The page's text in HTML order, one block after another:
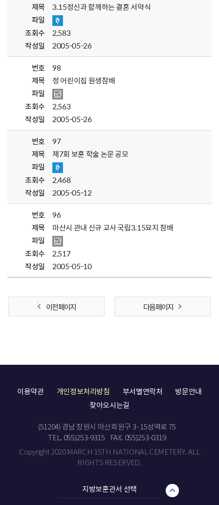
제목
3.15정신과 함께하는 결혼 서약식
파일
조회수
2,583
작성일
2005-05-26
번호
98
제목
정 어린이집 원생참배
파일
조회수
2,563
작성일
2005-05-26
번호
97
제목
제7회 보훈 학술 논문 공모
파일
조회수
2,468
작성일
2005-05-12
번호
96
제목
마산시 관내 신규 교사 국립3.15묘지 참배
파일
조회수
2,517
작성일
2005-05-10
이전 페이지 다음 페이지
이용약관 개인정보처리방침 부서별연락처
방문안내
찾아오시는길
(51204) 경남 창원시 마산회원구 3·15성역로 75
TEL. 055)253-9315
FAX. 055)253-0319
Copyright 2020 MARCH 15TH NATIONAL CEMETERY. ALL
RIGHTS RESERVED.
지방보훈관서 선택